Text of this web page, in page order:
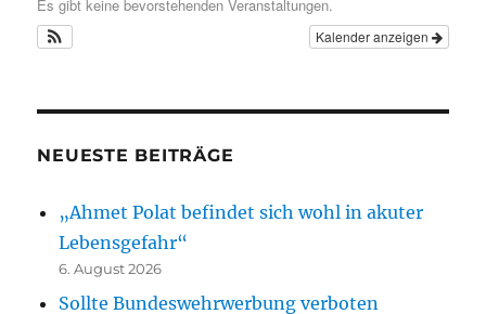
Es gibt keine bevorstehenden Veranstaltungen.
Kalender anzeigen
NEUESTE BEITRÄGE
„Ahmet Polat befindet sich wohl in akuter
Lebensgefahr“
6. August 2026
Sollte Bundeswehrwerbung verboten